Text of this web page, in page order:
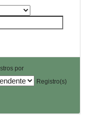
por
Registro(s)